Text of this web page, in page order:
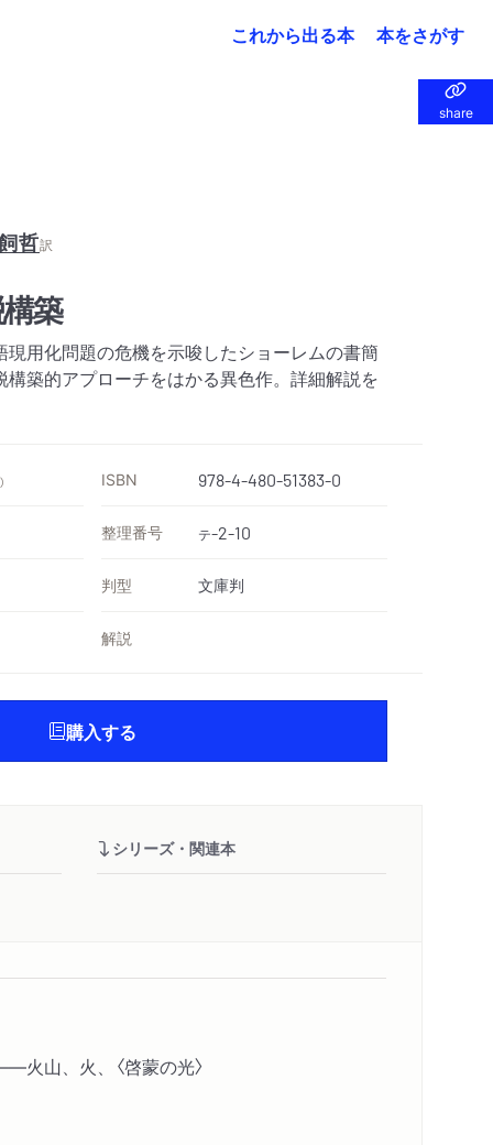
これから出る本 本をさがす
share
share
哲訳
築
用化問題の危機を示唆したショーレムの書簡
構築的アプローチをはかる異色作。詳細解説を
ISBN 978-4-480-51383-0
整理番号 テ-2-10
判型 文庫判
解説
購入する
シリーズ・関連本
火山、火、〈啓蒙の光〉